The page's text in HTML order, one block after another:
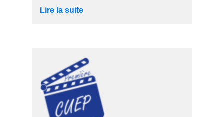
Lire la suite